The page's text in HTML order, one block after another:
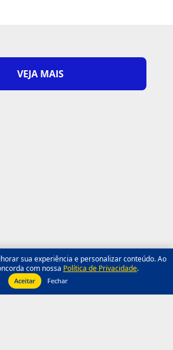
VEJA MAIS
sua experiência e personalizar conteúdo. Ao
com nossa Política de Privacidade.
Aceitar Fechar